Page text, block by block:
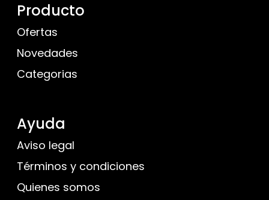
Producto
Ofertas
Novedades
Categorias
Ayuda
Aviso legal
Términos y condiciones
Quienes somos